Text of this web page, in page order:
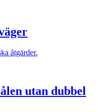
åtgärder.
utan dubbel